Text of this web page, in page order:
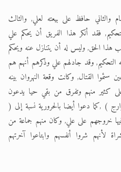
والثاني حافظ على بيعته لعلي, والثالث
فقد أنكر هذا الفريق أن يحكم علي
هذا الحق, وليس له أن يتنازل عنه ويحكم
وقد جادلهم علي وذكرهم أنهم هم
سئموا القتال, وكانت وقعة النهروان بينه
قضى على كثير منهم وتفرق من بقي حيا يدعون
) ,كما دعوا أيضا بالحرورية نسبة إلى (
فيها خروجهم على علي, وكان منهم جماعة من
لأنهم شروا أنفسهم وابتاعوا آخرتهم